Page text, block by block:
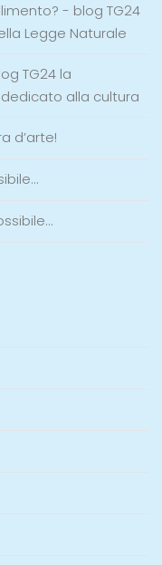
- blog TG24
Legge Naturale
TG24 la
alla cultura
d’arte!